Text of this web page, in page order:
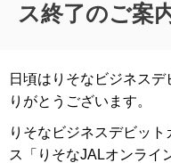
ス終了のご案
日頃はりそなビジネス
りがとうございます。
りそなビジネスデビッ
ス「りそなJALオンライ